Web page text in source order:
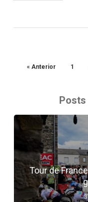
« Anterior 1
Tour de